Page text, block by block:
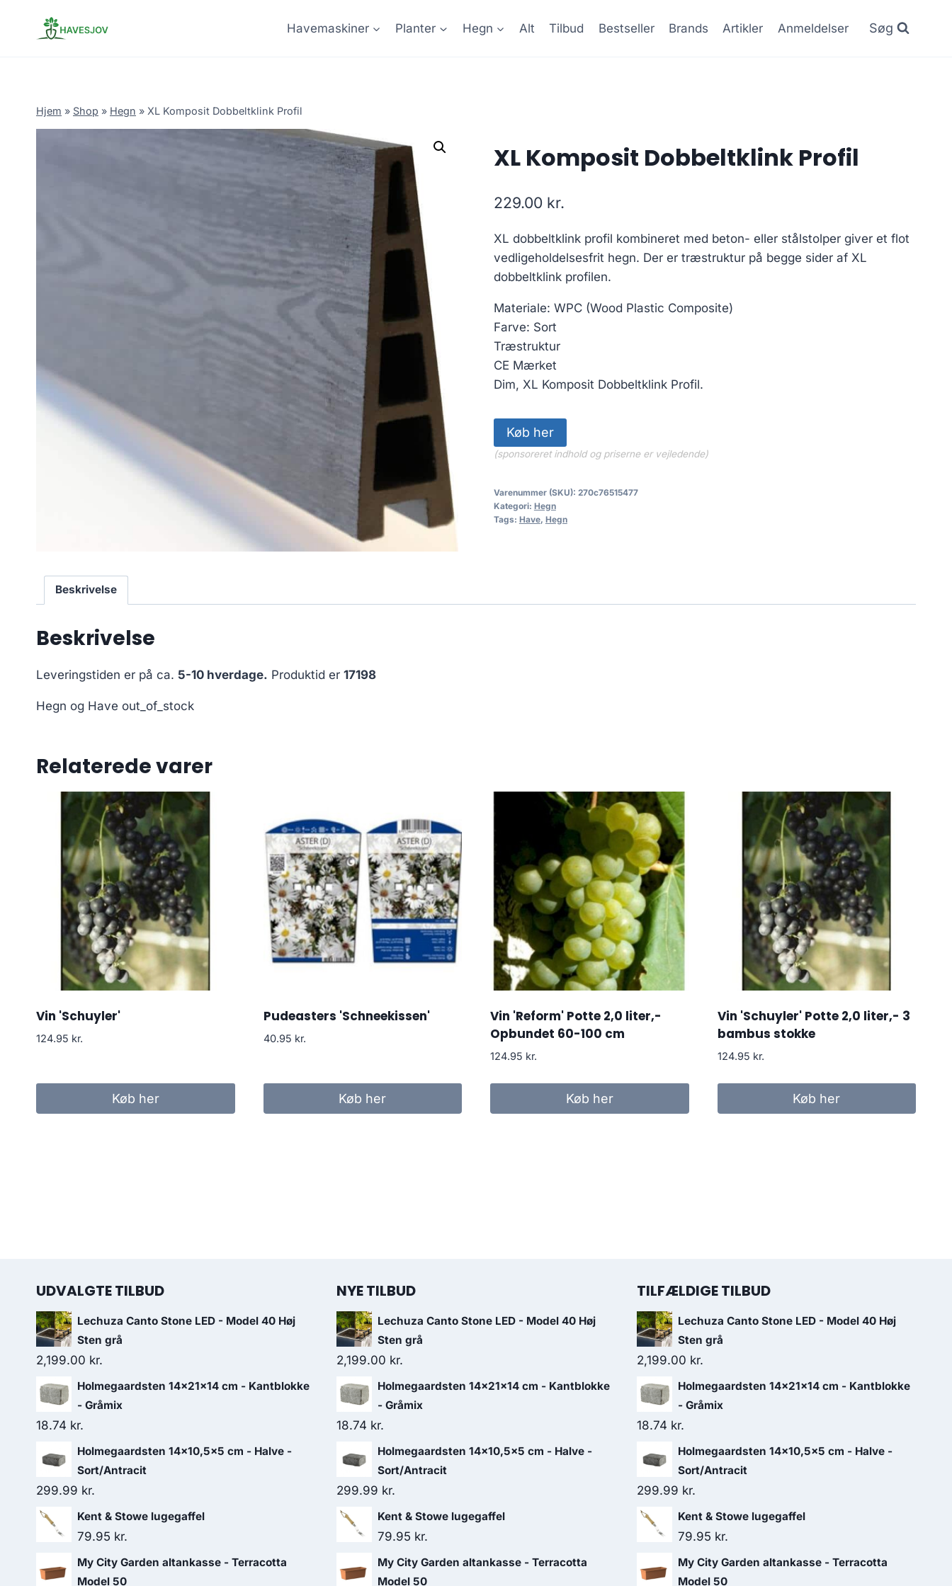
Havemaskiner Planter Hegn Alt Tilbud Bestseller Brands Artikler Anmeldelser Søg
Hjem » Shop » Hegn » XL Komposit Dobbeltklink Profil
XL Komposit Dobbeltklink Profil
229.00 kr.
XL dobbeltklink profil kombineret med beton- eller stålstolper giver et flot
vedligeholdelsesfrit hegn. Der er træstruktur på begge sider af XL
dobbeltklink profilen.
Materiale: WPC (Wood Plastic Composite)
Farve: Sort
Træstruktur
CE Mærket
Dim, XL Komposit Dobbeltklink Profil.
Køb her
(sponsoreret indhold og priserne er vejledende)
Varenummer (SKU): 270c76515477
Kategori: Hegn
Tags: Have, Hegn
Beskrivelse
Beskrivelse
Leveringstiden er på ca. 5-10 hverdage. Produktid er 17198
Hegn og Have out_of_stock
Relaterede varer
Vin 'Schuyler'
124.95 kr.
Køb her
Pudeasters 'Schneekissen'
40.95 kr.
Køb her
Vin 'Reform' Potte 2,0 liter,-
Opbundet 60-100 cm
124.95 kr.
Køb her
Vin 'Schuyler' Potte 2,0 liter,- 3
bambus stokke
124.95 kr.
Køb her
UDVALGTE TILBUD
Lechuza Canto Stone LED - Model 40 Høj
Sten grå
2,199.00 kr.
Holmegaardsten 14x21x14 cm - Kantblokke
- Gråmix
18.74 kr.
Holmegaardsten 14x10,5x5 cm - Halve -
Sort/Antracit
299.99 kr.
Kent & Stowe lugegaffel
79.95 kr.
My City Garden altankasse - Terracotta
Model 50
NYE TILBUD
Lechuza Canto Stone LED - Model 40 Høj
Sten grå
2,199.00 kr.
Holmegaardsten 14x21x14 cm - Kantblokke
- Gråmix
18.74 kr.
Holmegaardsten 14x10,5x5 cm - Halve -
Sort/Antracit
299.99 kr.
Kent & Stowe lugegaffel
79.95 kr.
My City Garden altankasse - Terracotta
Model 50
TILFÆLDIGE TILBUD
Lechuza Canto Stone LED - Model 40 Høj
Sten grå
2,199.00 kr.
Holmegaardsten 14x21x14 cm - Kantblokke
- Gråmix
18.74 kr.
Holmegaardsten 14x10,5x5 cm - Halve -
Sort/Antracit
299.99 kr.
Kent & Stowe lugegaffel
79.95 kr.
My City Garden altankasse - Terracotta
Model 50